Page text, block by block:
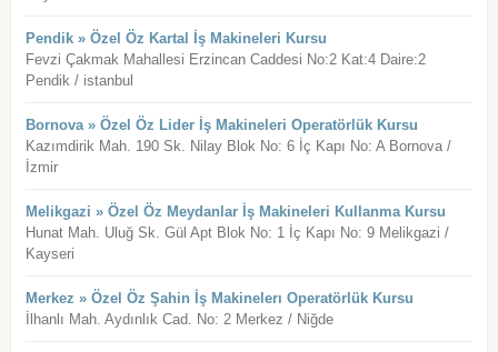
Pendik » Özel Öz Kartal İş Makineleri Kursu
Fevzi Çakmak Mahallesi Erzincan Caddesi No:2 Kat:4 Daire:2
Pendik / istanbul
Bornova » Özel Öz Lider İş Makineleri Operatörlük Kursu
Kazımdirik Mah. 190 Sk. Nilay Blok No: 6 İç Kapı No: A Bornova /
İzmir
Melikgazi » Özel Öz Meydanlar İş Makineleri Kullanma Kursu
Hunat Mah. Uluğ Sk. Gül Apt Blok No: 1 İç Kapı No: 9 Melikgazi /
Kayseri
Merkez » Özel Öz Şahin İş Makinelerı Operatörlük Kursu
İlhanlı Mah. Aydınlık Cad. No: 2 Merkez / Niğde